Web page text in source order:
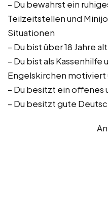
– Du bewahrst ein
Teilzeitstellen und
Situationen
– Du bist über 18 Jahre alt
– Du bist als Kassenhilfe
Engelskirchen motiviert
– Du besitzt ein
– Du besitzt gute